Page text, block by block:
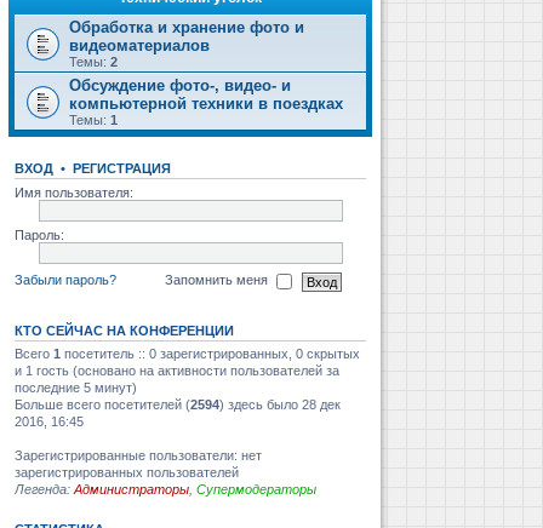
Обработка и хранение фото и
видеоматериалов
Темы: 2
Обсуждение фото-, видео- и
компьютерной техники в поездках
Темы: 1
ВХОД • РЕГИСТРАЦИЯ
Имя пользователя:
Пароль:
Забыли пароль? Запомнить меня
КТО СЕЙЧАС НА КОНФЕРЕНЦИИ
Всего 1 посетитель :: 0 зарегистрированных, 0 скрытых
и 1 гость (основано на активности пользователей за
последние 5 минут)
Больше всего посетителей (2594) здесь было 28 дек
2016, 16:45
Зарегистрированные пользователи: нет
зарегистрированных пользователей
Легенда: Администраторы Супермодераторы